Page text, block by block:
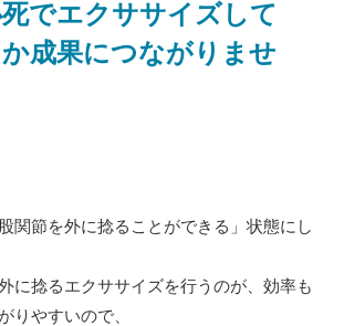
でエクササイズして
成果につながりませ
関節を外に捻ることができる」状態にし
に捻るエクササイズを行うのが、効率も
りやすいので、